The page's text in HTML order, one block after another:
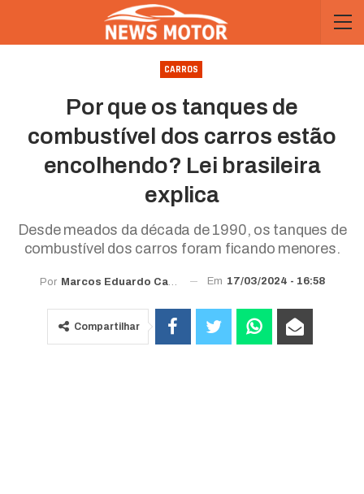
CARROS
Por que os tanques de
combustível dos carros estão
encolhendo? Lei brasileira
explica
Desde meados da década de 1990, os tanques de
combustível dos carros foram ficando menores.
Por Marcos Eduardo Carvalho Em 17/03/2024 - 16:58
Compartilhar